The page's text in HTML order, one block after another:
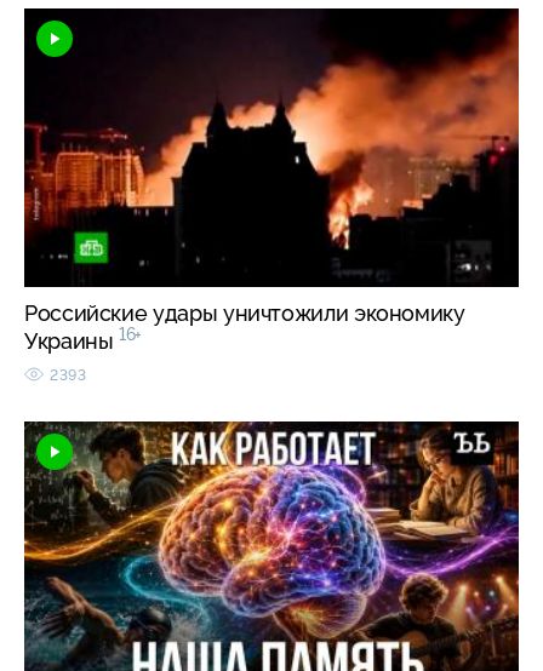
Российские удары уничтожили экономику
Украины 16+
2393